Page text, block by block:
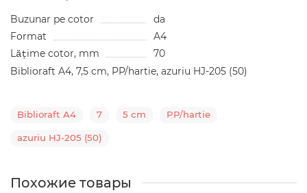
Buzunar pe cotor
da
Format
A4
Lățime cotor, mm
70
Biblioraft A4, 7,5 cm, PP/hartie, azuriu HJ-205 (50)
Biblioraft A4 7 5 cm PP/hartie
azuriu HJ-205 (50)
Похожие товары